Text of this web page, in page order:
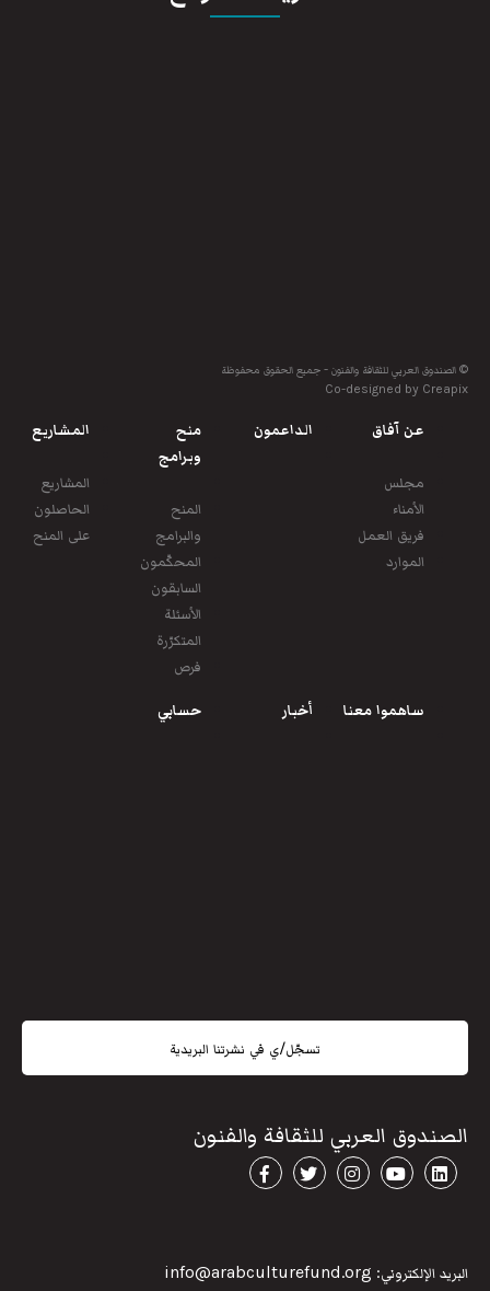
© الصندوق العربي للثقافة والفنون - جميع الحقوق محفوظة
Co-designed by Creapix
عن آفاق
مجلس
الأمناء
فريق العمل
الموارد
الداعمون
منح
وبرامج
المنح
والبرامج
المحكّمون
السابقون
الأسئلة
المتكرّرة
فرص
المشاريع
المشاريع
الحاصلون
على المنح
ساهموا معنا أخبار حسابي
تسجّل/ي في نشرتنا البريدية
الصندوق العربي للثقافة والفنون
البريد الإلكتروني: info@arabculturefund.org